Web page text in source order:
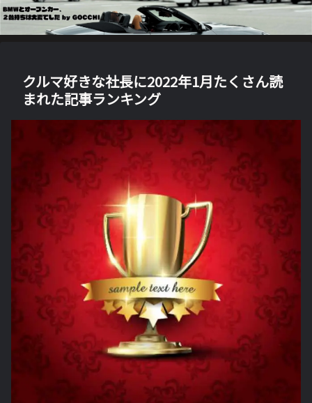
クルマ好きな社長に2022年1月たくさん読
まれた記事ランキング